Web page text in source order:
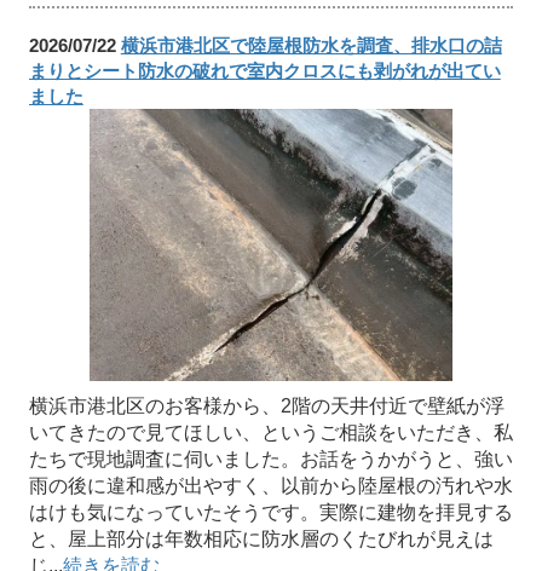
2026/07/22 横浜市港北区で陸屋根防水を調査、排水口の詰
まりとシート防水の破れで室内クロスにも剥がれが出てい
ました
横浜市港北区のお客様から、2階の天井付近で壁紙が浮
いてきたので見てほしい、というご相談をいただき、私
たちで現地調査に伺いました。お話をうかがうと、強い
雨の後に違和感が出やすく、以前から陸屋根の汚れや水
はけも気になっていたそうです。実際に建物を拝見する
と、屋上部分は年数相応に防水層のくたびれが見えは
じ...続きを読む